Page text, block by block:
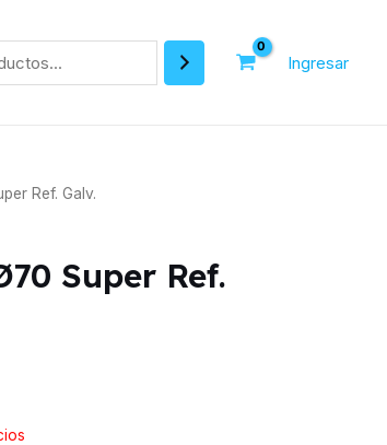
Ingresar
Ref. Galv.
Super Ref.